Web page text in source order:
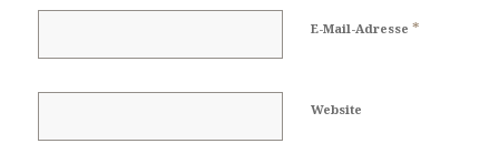
E-Mail-Adresse *
Website